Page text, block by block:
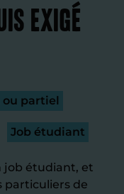
exigé
ou partiel
Job étudiant
job étudiant, et
particuliers de